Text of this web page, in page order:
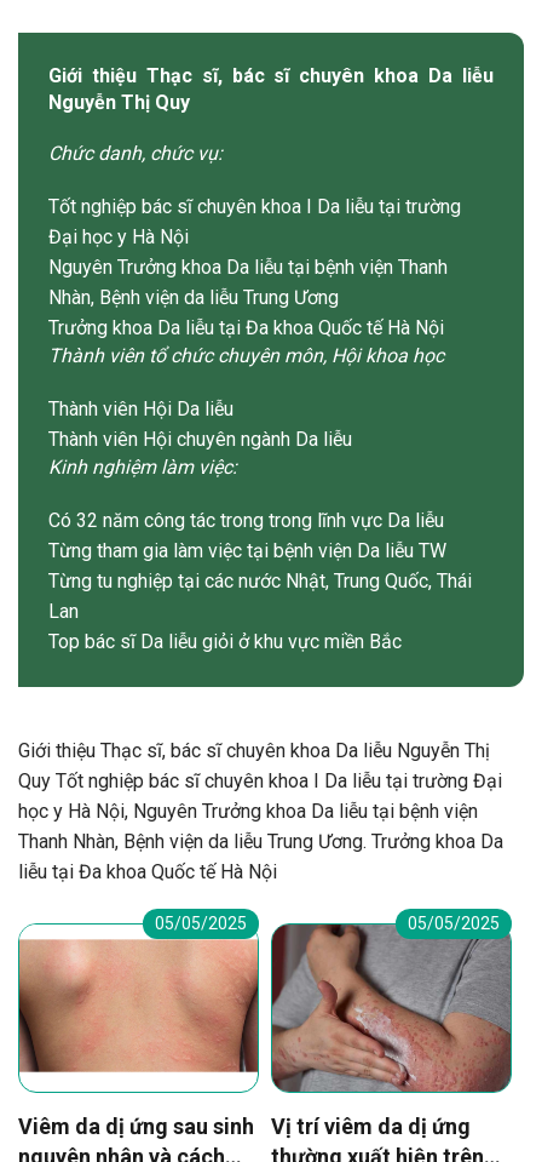
Giới thiệu Thạc sĩ, bác sĩ chuyên khoa Da liễu
Nguyễn Thị Quy
Chức danh, chức vụ:
Tốt nghiệp bác sĩ chuyên khoa I Da liễu tại trường
Đại học y Hà Nội
Nguyên Trưởng khoa Da liễu tại bệnh viện Thanh
Nhàn, Bệnh viện da liễu Trung Ương
Trưởng khoa Da liễu tại Đa khoa Quốc tế Hà Nội
Thành viên tổ chức chuyên môn, Hội khoa học
Thành viên Hội Da liễu
Thành viên Hội chuyên ngành Da liễu
Kinh nghiệm làm việc:
Có 32 năm công tác trong trong lĩnh vực Da liễu
Từng tham gia làm việc tại bệnh viện Da liễu TW
Từng tu nghiệp tại các nước Nhật, Trung Quốc, Thái
Lan
Top bác sĩ Da liễu giỏi ở khu vực miền Bắc
Giới thiệu Thạc sĩ, bác sĩ chuyên khoa Da liễu Nguyễn Thị
Quy Tốt nghiệp bác sĩ chuyên khoa I Da liễu tại trường Đại
học y Hà Nội, Nguyên Trưởng khoa Da liễu tại bệnh viện
Thanh Nhàn, Bệnh viện da liễu Trung Ương. Trưởng khoa Da
liễu tại Đa khoa Quốc tế Hà Nội
05/05/2025
Viêm da dị ứng sau sinh
nguyên nhân và cách
05/05/2025
Vị trí viêm da dị ứng
thường xuất hiện trên